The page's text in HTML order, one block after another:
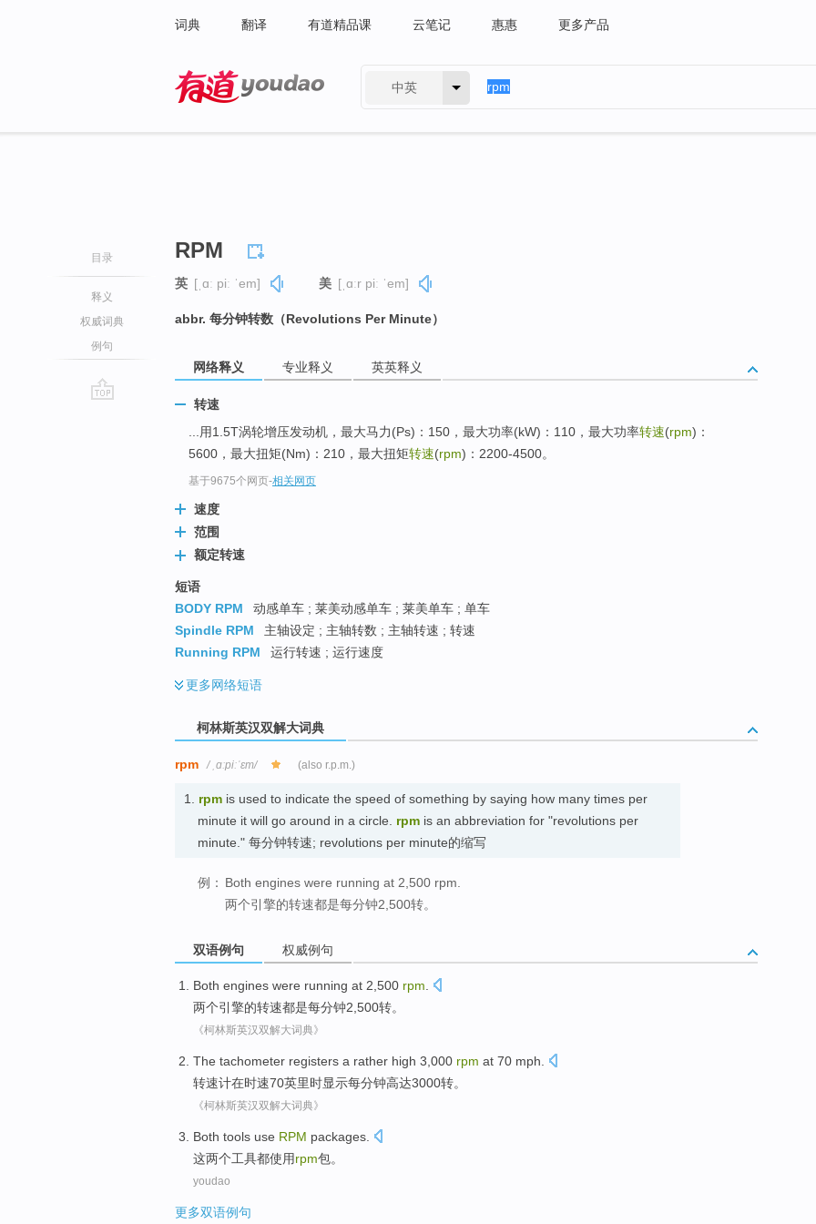
词典 翻译 有道精品课 云笔记 惠惠 更多产品
中英
目录
释义
权威词典
例句
RPM
英 [ˌɑː piː ˈem] 美 [ˌɑːr piː ˈem]
abbr. 每分钟转数（Revolutions Per Minute）
网络释义 专业释义 英英释义
转速
...用1.5T涡轮增压发动机，最大马力(Ps)：150，最大功率(kW)：110，最大功率转速(rpm)：
5600，最大扭矩(Nm)：210，最大扭矩转速(rpm)：2200-4500。
基于9675个网页-相关网页
速度
范围
额定转速
短语
BODY RPM
动感单车 ; 莱美动感单车 ; 莱美单车 ; 单车
Spindle RPM
主轴设定 ; 主轴转数 ; 主轴转速 ; 转速
Running RPM
运行转速 ; 运行速度
更多网络短语
柯林斯英汉双解大词典
rpm / ˌɑːpiːˈɛm/ (also r.p.m.)
1. rpm is used to indicate the speed of something by saying how many times per
minute it will go around in a circle. rpm is an abbreviation for "revolutions per
minute." 每分钟转速; revolutions per minute的缩写
例： Both engines were running at 2,500 rpm.
两个引擎的转速都是每分钟2,500转。
双语例句 权威例句
Both engines were running at 2,500 rpm.
两个引擎的转速都是每分钟2,500转。
《柯林斯英汉双解大词典》
The tachometer registers a rather high 3,000 rpm at 70 mph
转速计在时速70英里时显示每分钟高达3000转。
《柯林斯英汉双解大词典》
Both tools use RPM packages
这两个工具都使用rpm包。
youdao
更多双语例句